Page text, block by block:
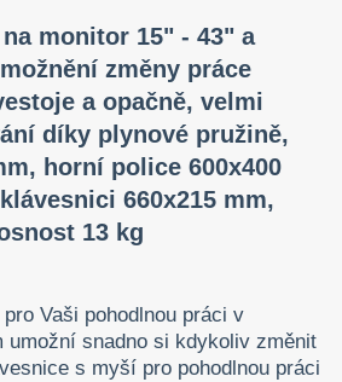
monitor 15" - 43" a
změny práce
a opačně, velmi
díky plynové pružině,
horní police 600x400
660x215 mm,
13 kg
Vaši pohodlnou práci v
umožní snadno si kdykoliv změnit
s myší pro pohodlnou práci